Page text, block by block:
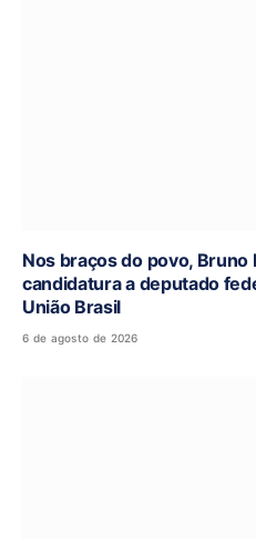
Nos braços do povo, Bruno
candidatura a deputado
União Brasil
6 de agosto de 2026